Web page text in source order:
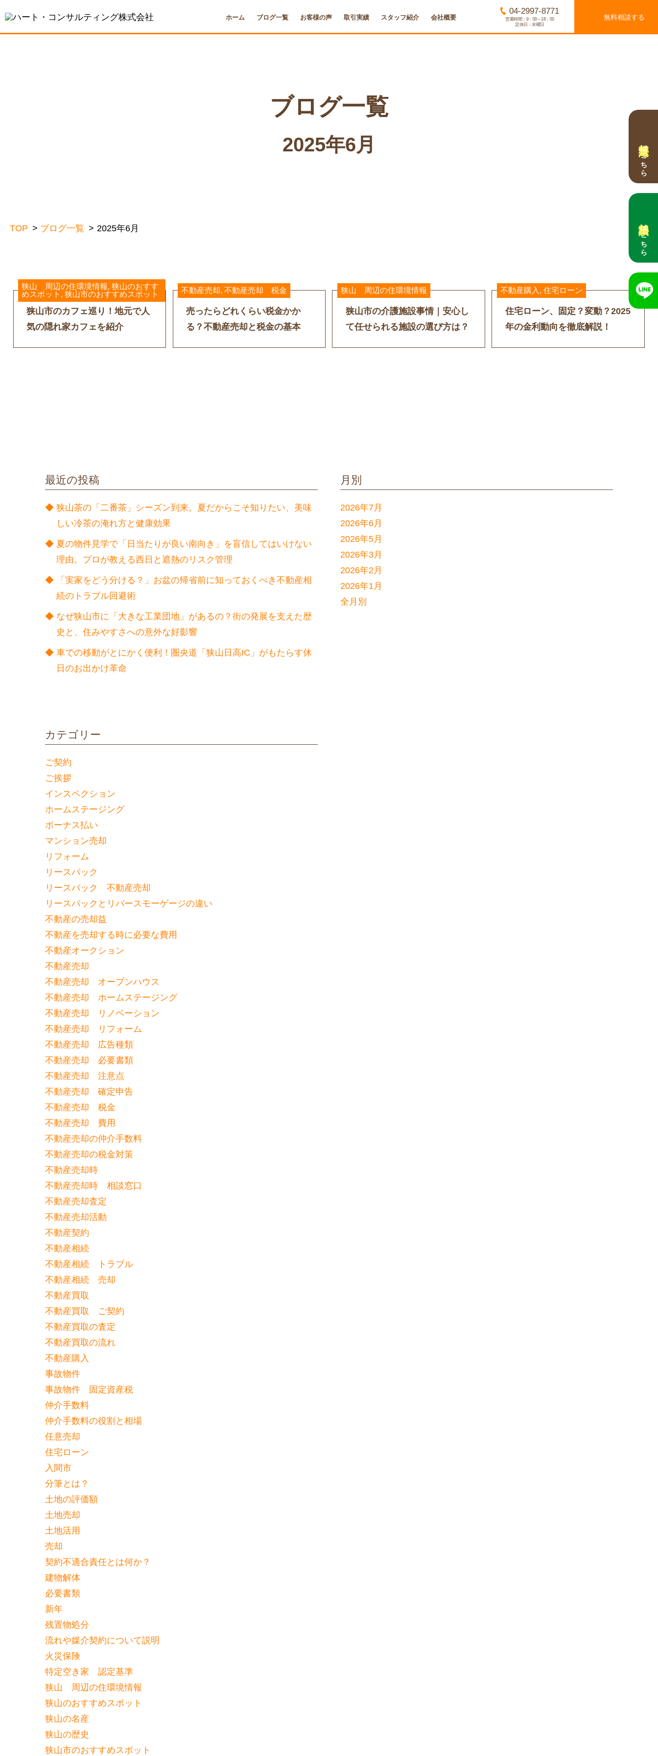
ホーム ブログ一覧 お客様の声 取引実績 スタッフ紹介 会社概要
04-2997-8771
営業時間：9：00～18：00
定休日：水曜日
無料相談する
はこちら
はこちら
ブログ一覧
2025年6月
TOP ブログ一覧 2025年6月
狭山 周辺の住環境情報, 狭山のおすす
めスポット , 狭山市のおすすめスポット
狭山市のカフェ巡り！地元で人
気の隠れ家カフェを紹介
不動産売却, 不動産売却 税金
売ったらどれくらい税金かか
る？不動産売却と税金の基本
狭山 周辺の住環境情報
狭山市の介護施設事情｜安心し
て任せられる施設の選び方は？
不動産購入 , 住宅ローン
住宅ローン、固定？変動？2025
年の金利動向を徹底解説！
最近の投稿
狭山茶の「二番茶」シーズン到来。夏だからこそ知りたい、美味
しい冷茶の淹れ方と健康効果
夏の物件見学で「日当たりが良い南向き」を盲信してはいけない
理由。プロが教える西日と遮熱のリスク管理
「実家をどう分ける？」お盆の帰省前に知っておくべき不動産相
続のトラブル回避術
なぜ狭山市に「大きな工業団地」があるの？街の発展を支えた歴
史と、住みやすさへの意外な好影響
車での移動がとにかく便利！圏央道「狭山日高IC」がもたらす休
日のお出かけ革命
カテゴリー
ご契約
ご挨拶
インスペクション
ホームステージング
ボーナス払い
マンション売却
リフォーム
リースバック
リースバック 不動産売却
リースバックとリバースモーゲージの違い
不動産の売却益
不動産を売却する時に必要な費用
不動産オークション
不動産売却
不動産売却 オープンハウス
不動産売却 ホームステージング
不動産売却 リノベーション
不動産売却 リフォーム
不動産売却 広告種類
不動産売却 必要書類
不動産売却 注意点
不動産売却 確定申告
不動産売却 税金
不動産売却 費用
不動産売却の仲介手数料
不動産売却の税金対策
不動産売却時
不動産売却時 相談窓口
不動産売却査定
不動産売却活動
不動産契約
不動産相続
不動産相続 トラブル
不動産相続 売却
不動産買取
不動産買取 ご契約
不動産買取の査定
不動産買取の流れ
不動産購入
事故物件
事故物件 固定資産税
仲介手数料
仲介手数料の役割と相場
任意売却
住宅ローン
入間市
分筆とは？
土地の評価額
土地売却
土地活用
売却
契約不適合責任とは何か？
建物解体
必要書類
新年
残置物処分
流れや媒介契約について説明
火災保険
特定空き家 認定基準
狭山 周辺の住環境情報
狭山のおすすめスポット
狭山の名産
狭山の歴史
狭山市のおすすめスポット
月別
2026年7月
2026年6月
2026年5月
2026年3月
2026年2月
2026年1月
全月別